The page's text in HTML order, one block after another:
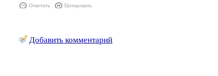
Ответить Цитировать
Добавить комментарий